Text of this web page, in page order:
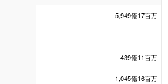
5,949億17百万
-
439億11百万
1,045億16百万